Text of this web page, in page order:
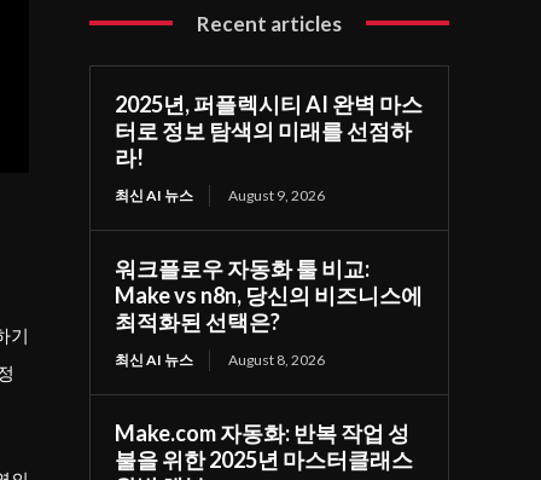
기
Recent articles
2025년, 퍼플렉시티 AI 완벽 마스
터로 정보 탐색의 미래를 선점하
라!
최신 AI 뉴스 August 9, 2026
워크플로우 자동화 툴 비교:
Make vs n8n, 당신의 비즈니스에
최적화된 선택은?
최신 AI 뉴스 August 8, 2026
Make.com 자동화: 반복 작업 성
불을 위한 2025년 마스터클래스